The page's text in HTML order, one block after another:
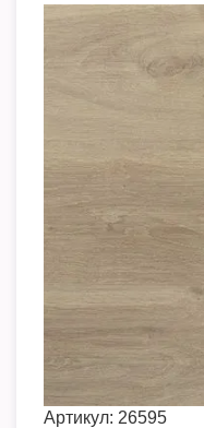
Артикул: 26595